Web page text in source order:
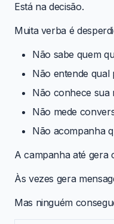
Está na decisão.
Muita verba é
Não sabe quem
Não entende qual
Não conhece sua
Não mede
Não acompanha
A campanha até gera
Às vezes gera
Mas ninguém